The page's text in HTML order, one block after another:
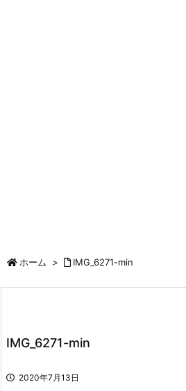
ホーム > IMG_6271-min
IMG_6271-min
2020年7月13日